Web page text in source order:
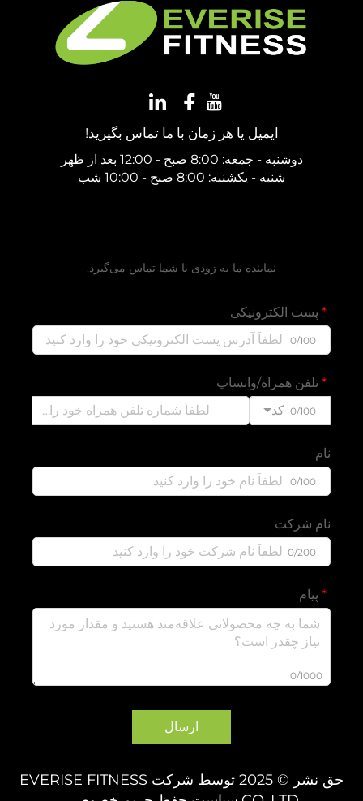
ایمیل یا هر زمان با ما تماس بگیرید!
دوشنبه - جمعه: 8:00 صبح - 12:00 بعد از ظهر
شنبه - یکشنبه: 8:00 صبح - 10:00 شب
نماینده ما به زودی با شما تماس می‌گیرد.
پست الکترونیکی
تلفن همراه/واتساپ
کد
نام شرکت
0/1000
ارسال
حق نشر © 2025 توسط شرکت EVERISE FITNESS